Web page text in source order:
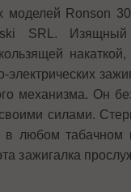
моделей Ronson
SRL. Изящный
электрических
механизма. Он
своими силами.
любом табачном
зажигалка